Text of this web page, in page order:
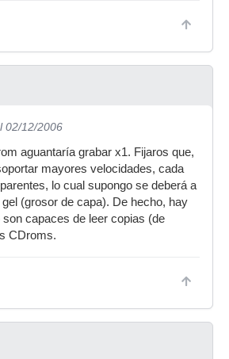
02/12/2006
aguantaría grabar x1. Fijaros que,
mayores velocidades, cada
lo cual supongo se deberá a
(grosor de capa). De hecho, hay
son capaces de leer copias (de
CDroms.